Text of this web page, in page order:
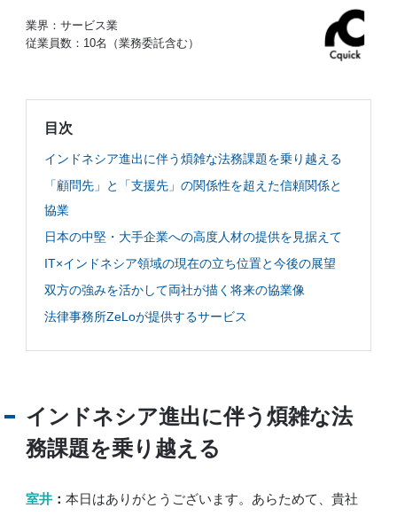
EN
業界：サービス業
従業員数：10名（業務委託含む）
目次
インドネシア進出に伴う煩雑な法務課題を乗り越える
「顧問先」と「支援先」の関係性を超えた信頼関係と
協業
日本の中堅・大手企業への高度人材の提供を見据えて
IT×インドネシア領域の現在の立ち位置と今後の展望
双方の強みを活かして両社が描く将来の協業像
法律事務所ZeLoが提供するサービス
インドネシア進出に伴う煩雑な法
務課題を乗り越える
室井 ：本日はありがとうございます。あらためて、貴社